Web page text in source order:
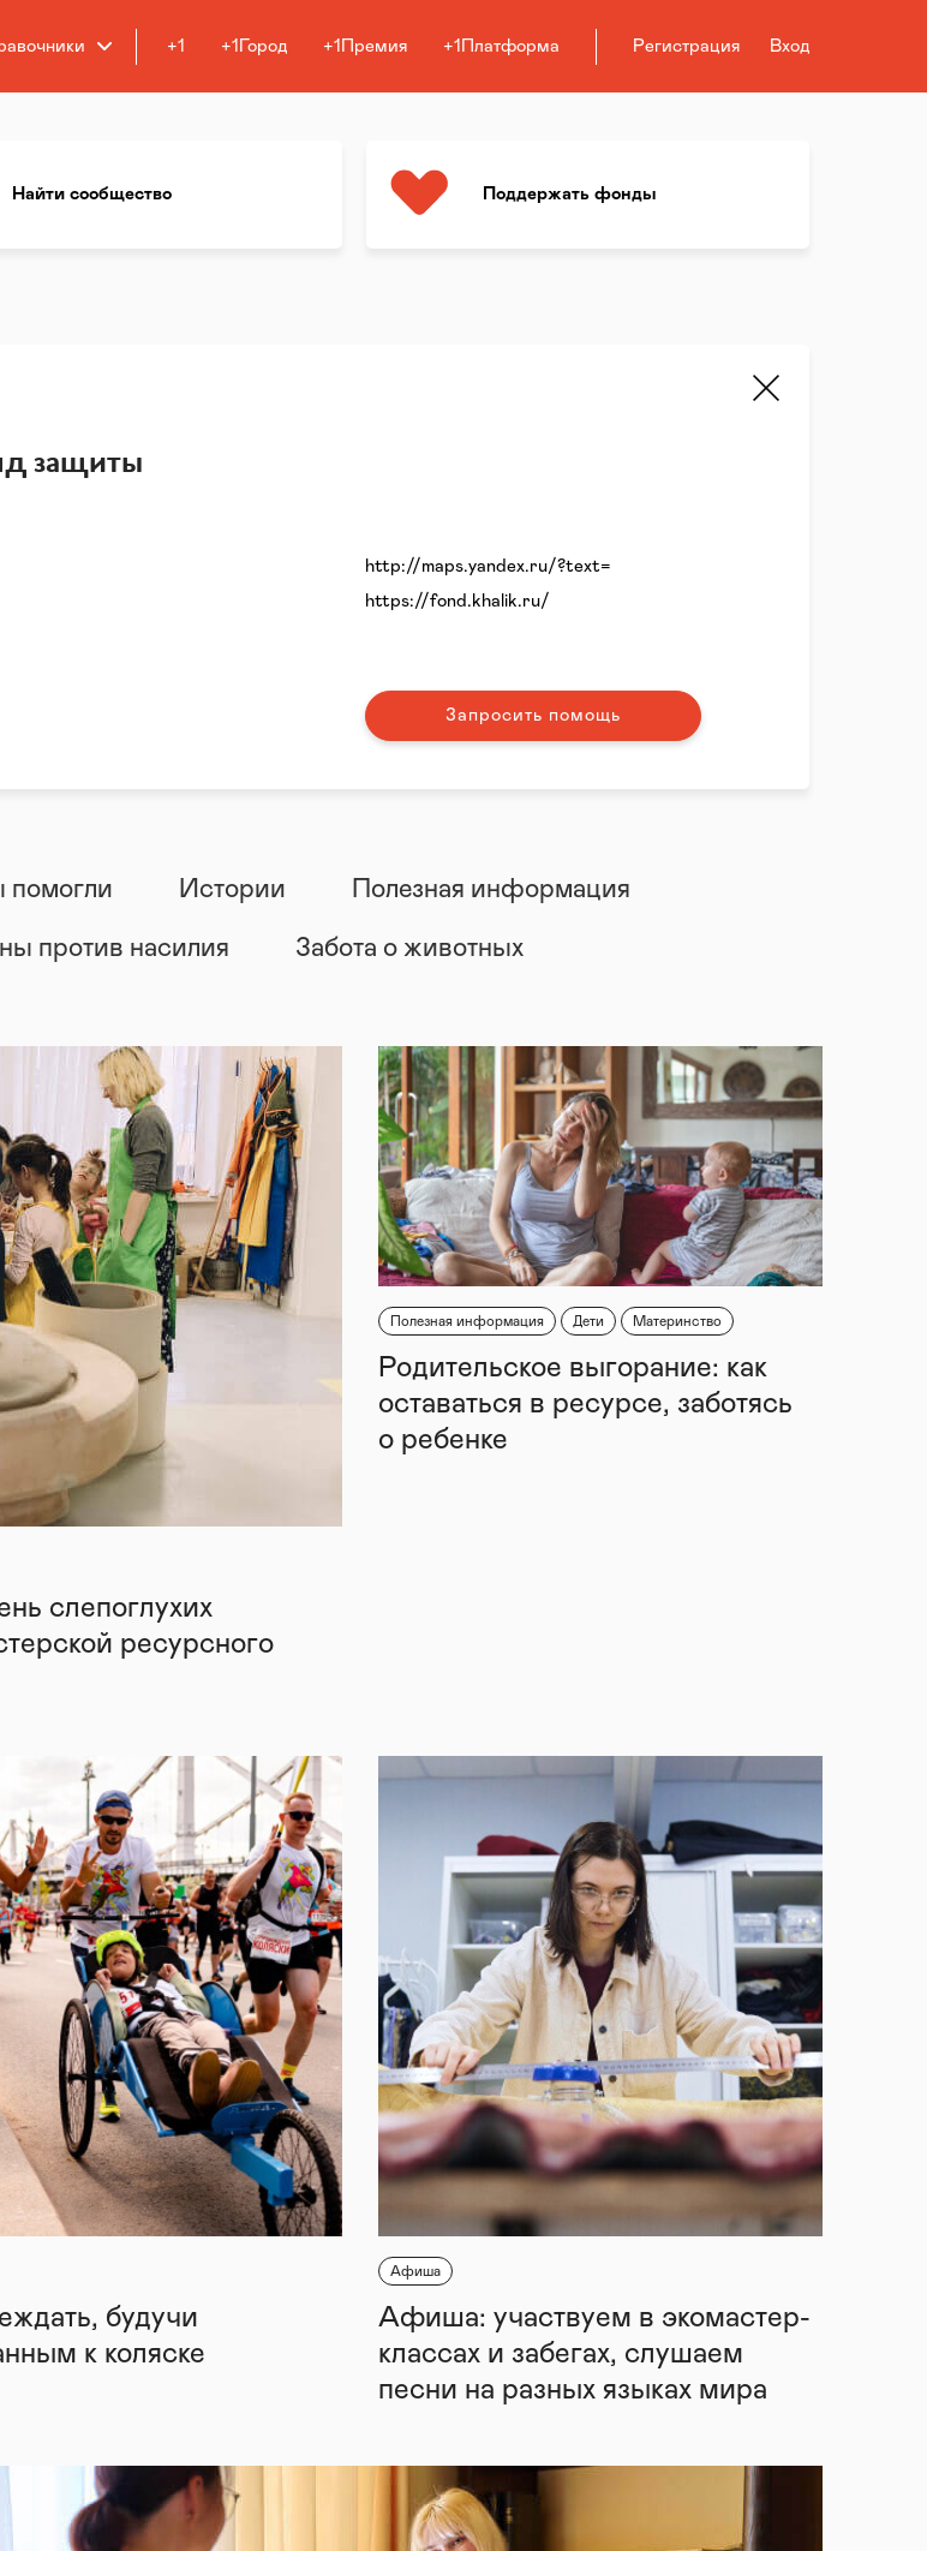
+1 +1Город +1Премия +1Платформа Регистрация Вход
Найти сообщество Поддержать фонды
защиты
http://maps.yandex.ru/?text=
https://fond.khalik.ru/
Запросить помощь
помогли Истории Полезная информация
против насилия Забота о животных
слепоглухих
ресурсного
Полезная информация Дети Материнство
Родительское выгорание: как
оставаться в ресурсе, заботясь
о ребенке
будучи
к коляске
Афиша
Афиша: участвуем в экомастер-
классах и забегах, слушаем
песни на разных языках мира